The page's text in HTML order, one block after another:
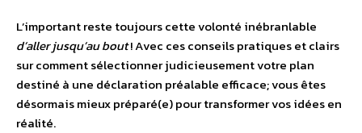
L’important reste toujours cette volonté inébranlable
d’aller jusqu’au bout! Avec ces conseils pratiques et clairs
sur comment sélectionner judicieusement votre plan
destiné à une déclaration préalable efficace; vous êtes
désormais mieux préparé(e) pour transformer vos idées en
réalité.